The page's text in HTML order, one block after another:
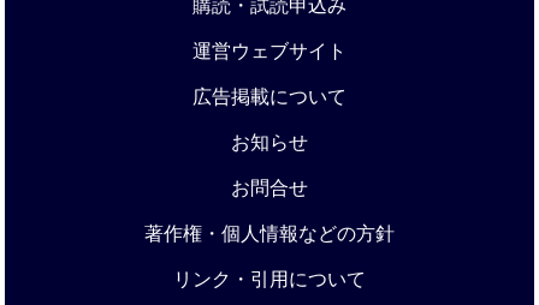
購読・試読申込み
運営ウェブサイト
広告掲載について
お知らせ
お問合せ
著作権・個人情報などの方針
リンク・引用について